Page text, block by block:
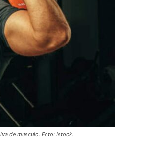
de músculo. Foto: Istock.